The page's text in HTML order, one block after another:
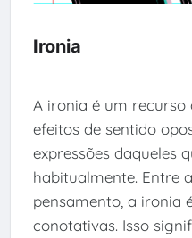
Ironia
A ironia é um
efeitos de sentido
expressões daqueles
habitualmente. Entre
pensamento, a ironia
conotativas. Isso